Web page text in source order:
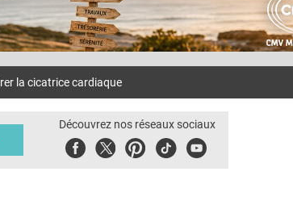
la cicatrice cardiaque
Découvrez nos réseaux sociaux
FacebookTwitterPinterest
TiktokYoubute